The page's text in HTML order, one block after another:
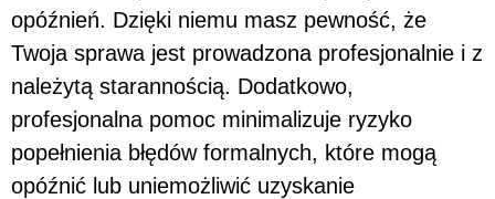
opóźnień. Dzięki niemu masz pewność, że
Twoja sprawa jest prowadzona profesjonalnie i z
należytą starannością. Dodatkowo,
profesjonalna pomoc minimalizuje ryzyko
popełnienia błędów formalnych, które mogą
opóźnić lub uniemożliwić uzyskanie